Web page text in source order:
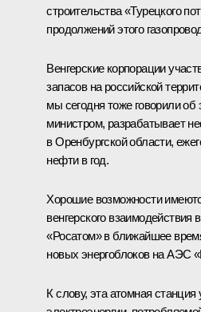
строительства «Турецкого
продолжений этого
Венгерские корпорации
запасов на российской
мы сегодня тоже говорили
министром, разрабатывает
в Оренбургской области,
нефти в год.
Хорошие возможности
венгерского взаимодействия
«Росатом» в ближайшее
новых энергоблоков на АЭС
К слову, эта атомная